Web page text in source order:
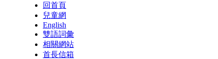
回首頁
兒童網
English
雙語詞彙
相關網站
首長信箱